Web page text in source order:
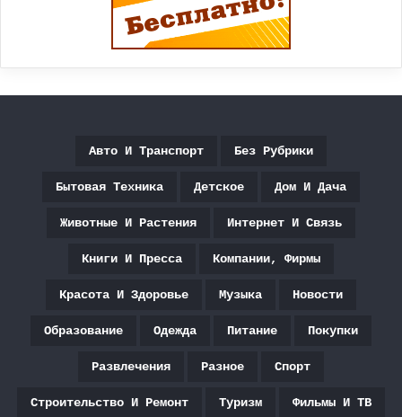
Авто И Транспорт Без Рубрики
Бытовая Техника Детское Дом И Дача
Животные И Растения Интернет И Связь
Книги И Пресса Компании, Фирмы
Красота И Здоровье Музыка Новости
Образование Одежда Питание Покупки
Развлечения Разное Спорт
Строительство И Ремонт Туризм Фильмы И ТВ